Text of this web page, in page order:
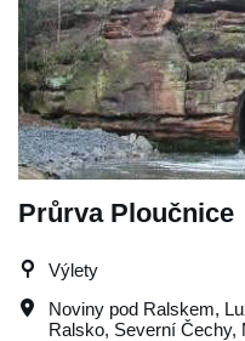
Průrva Ploučnice
Výlety
Noviny pod Ralskem,
Ralsko, Severní Čechy,